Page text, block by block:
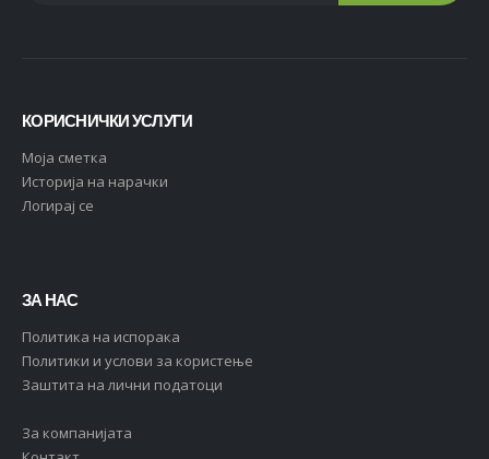
КОРИСНИЧКИ УСЛУГИ
Moja сметка
Историја на нарачки
Логирај се
ЗА НАС
Политика на испорака
Политики и услови за користење
Заштита на лични податоци
За компанијата